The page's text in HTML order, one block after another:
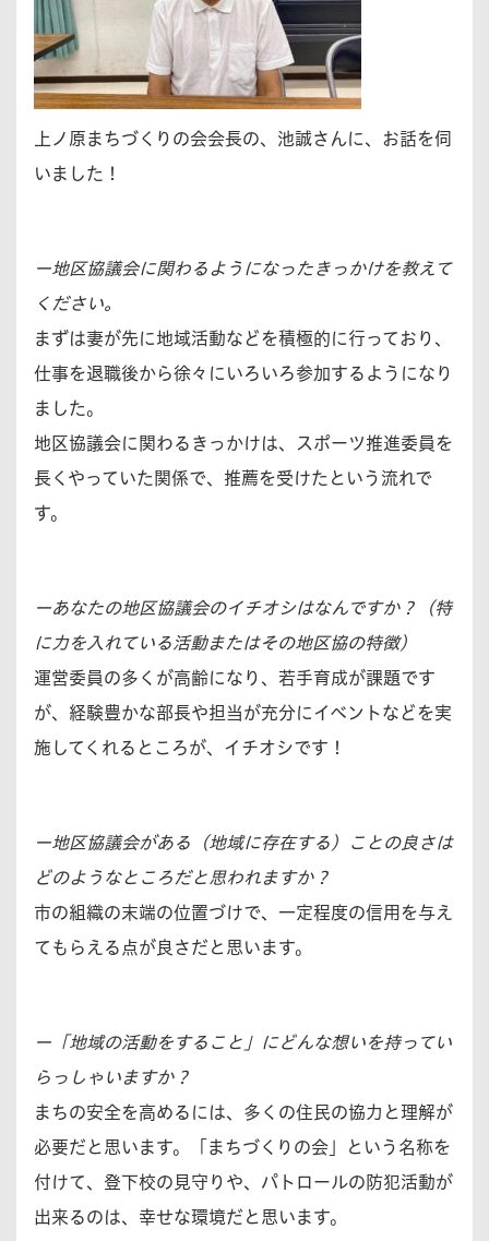
上ノ原まちづくりの会会長の、池誠さんに、お話を伺
いました！
ー地区協議会に関わるようになったきっかけを教えて
ください。
まずは妻が先に地域活動などを積極的に行っており、
仕事を退職後から徐々にいろいろ参加するようになり
ました。
地区協議会に関わるきっかけは、スポーツ推進委員を
長くやっていた関係で、推薦を受けたという流れで
す。
ーあなたの地区協議会のイチオシはなんですか？（特
に力を入れている活動またはその地区協の特徴）
運営委員の多くが高齢になり、若手育成が課題です
が、経験豊かな部長や担当が充分にイベントなどを実
施してくれるところが、イチオシです！
ー地区協議会がある（地域に存在する）ことの良さは
どのようなところだと思われますか？
市の組織の末端の位置づけで、一定程度の信用を与え
てもらえる点が良さだと思います。
ー「地域の活動をすること」にどんな想いを持ってい
らっしゃいますか？
まちの安全を高めるには、多くの住民の協力と理解が
必要だと思います。「まちづくりの会」という名称を
付けて、登下校の見守りや、パトロールの防犯活動が
出来るのは、幸せな環境だと思います。